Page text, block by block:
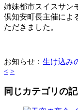
姉妹都市スイスサン
倶知安町長主催によ
ただきました。
お知らせ： 生け込み
< >
同じカテゴリの